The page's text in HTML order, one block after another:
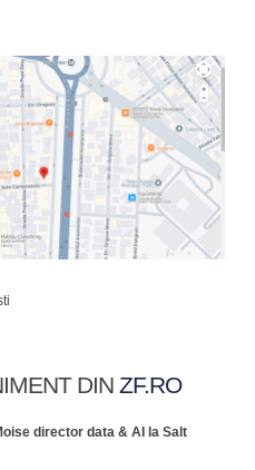
DIN ZF.RO
director data & AI la Salt